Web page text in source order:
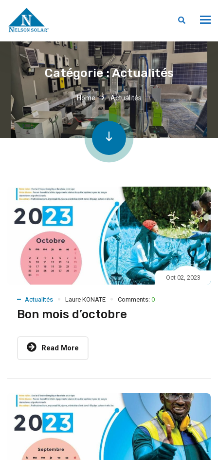
Catégorie :Actualités
Home Actualités
Oct 02, 2023
Actualités Laure KONATE Comments: 0
Bon mois d’octobre
Read More